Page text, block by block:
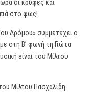
οι κρυφές και
στο φως!
Δρόμου» συμμετέχει ο
στη Β’ φωνή τη Γιώτα
είναι του Μίλτου
Μίλτου Πασχαλίδη